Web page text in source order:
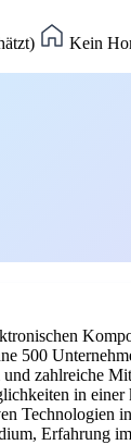
Kein
500
zahlreiche
in einer
Technologien
Erfahrung